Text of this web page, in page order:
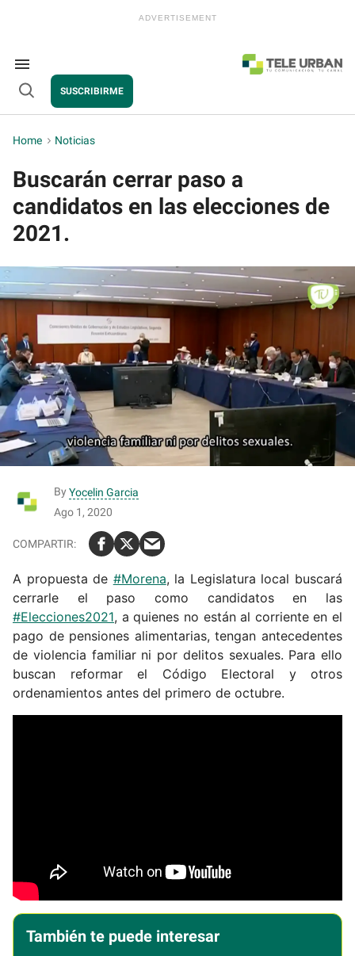
Search
&
Section
Navigation
Open
SUSCRIBIRME
Home > Noticias
Buscarán cerrar paso a
candidatos en las elecciones de
2021.
By Yocelin Garcia
Ago 1, 2020
A propuesta de #Morena, la Legislatura local buscará
cerrarle el paso como candidatos en las
#Elecciones2021, a quienes no están al corriente en el
pago de pensiones alimentarias, tengan antecedentes
de violencia familiar ni por delitos sexuales. Para ello
buscan reformar el Código Electoral y otros
ordenamientos antes del primero de octubre.
También te puede interesar